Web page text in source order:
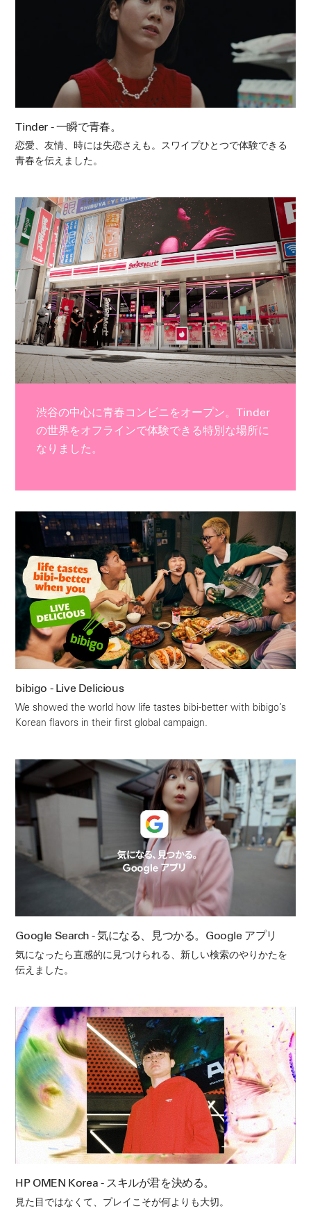
Tinder - 一瞬で青春。
恋愛、友情、時には失恋さえも。スワイプひとつで体験できる
青春を伝えました。
渋谷の中心に青春コンビニをオープン。Tinder
の世界をオフラインで体験できる特別な場所に
なりました。
bibigo - Live Delicious
We showed the world how life tastes bibi-better with bibigo’s
Korean flavors in their first global campaign.
Google Search - 気になる、見つかる。Google アプリ
気になったら直感的に見つけられる、新しい検索のやりかたを
伝えました。
HP OMEN Korea - スキルが君を決める。
見た目ではなくて、プレイこそが何よりも大切。